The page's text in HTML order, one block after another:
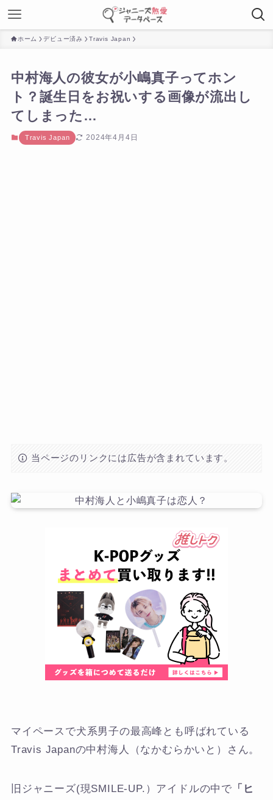
ホーム デビュー済み Travis Japan
中村海人の彼女が小嶋真子ってホン
ト？誕生日をお祝いする画像が流出し
てしまった…
Travis Japan 2024年4月4日
当ページのリンクには広告が含まれています。
マイペースで犬系男子の最高峰とも呼ばれている
Travis Japanの中村海人（なかむらかいと）さん。
旧ジャニーズ(現SMILE-UP.）アイドルの中で 「ヒ